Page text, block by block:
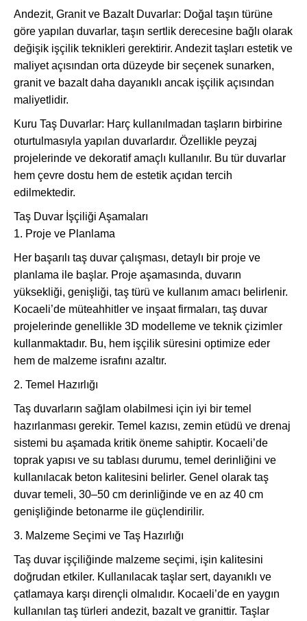
Andezit, Granit ve Bazalt Duvarlar: Doğal taşın türüne
göre yapılan duvarlar, taşın sertlik derecesine bağlı olarak
değişik işçilik teknikleri gerektirir. Andezit taşları estetik ve
maliyet açısından orta düzeyde bir seçenek sunarken,
granit ve bazalt daha dayanıklı ancak işçilik açısından
maliyetlidir.
Kuru Taş Duvarlar: Harç kullanılmadan taşların birbirine
oturtulmasıyla yapılan duvarlardır. Özellikle peyzaj
projelerinde ve dekoratif amaçlı kullanılır. Bu tür duvarlar
hem çevre dostu hem de estetik açıdan tercih
edilmektedir.
Taş Duvar İşçiliği Aşamaları
1. Proje ve Planlama
Her başarılı taş duvar çalışması, detaylı bir proje ve
planlama ile başlar. Proje aşamasında, duvarın
yüksekliği, genişliği, taş türü ve kullanım amacı belirlenir.
Kocaeli’de müteahhitler ve inşaat firmaları, taş duvar
projelerinde genellikle 3D modelleme ve teknik çizimler
kullanmaktadır. Bu, hem işçilik süresini optimize eder
hem de malzeme israfını azaltır.
2. Temel Hazırlığı
Taş duvarların sağlam olabilmesi için iyi bir temel
hazırlanması gerekir. Temel kazısı, zemin etüdü ve drenaj
sistemi bu aşamada kritik öneme sahiptir. Kocaeli’de
toprak yapısı ve su tablası durumu, temel derinliğini ve
kullanılacak beton kalitesini belirler. Genel olarak taş
duvar temeli, 30–50 cm derinliğinde ve en az 40 cm
genişliğinde betonarme ile güçlendirilir.
3. Malzeme Seçimi ve Taş Hazırlığı
Taş duvar işçiliğinde malzeme seçimi, işin kalitesini
doğrudan etkiler. Kullanılacak taşlar sert, dayanıklı ve
çatlamaya karşı dirençli olmalıdır. Kocaeli’de en yaygın
kullanılan taş türleri andezit, bazalt ve granittir. Taşlar